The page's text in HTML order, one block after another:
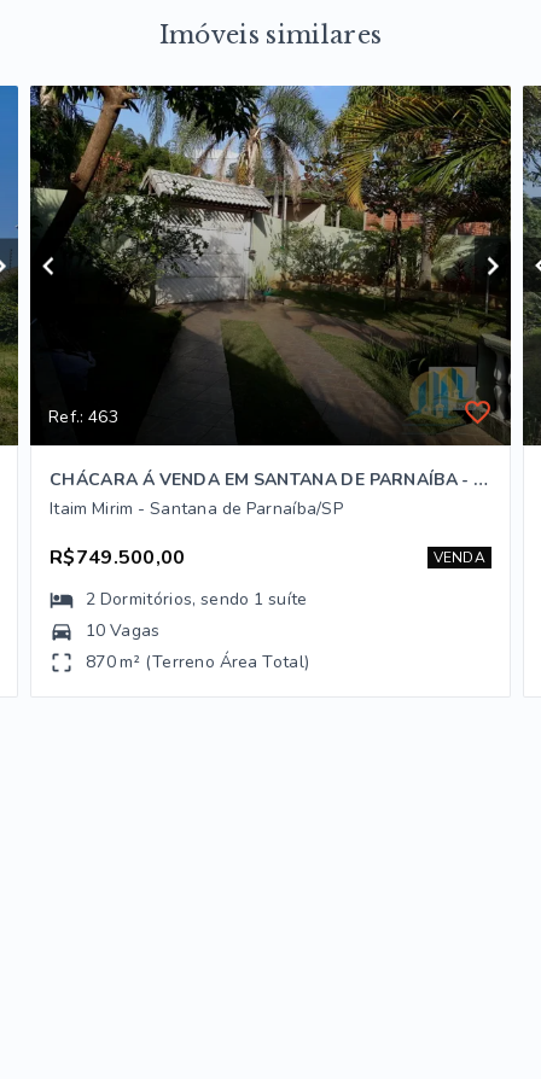
Imóveis similares
Ref.: 463
CHÁCARA Á VENDA EM SANTANA DE PARNAÍBA - SP
Itaim Mirim - Santana de Parnaíba/SP
R$749.500,00 VENDA
2 Dormitórios, sendo 1 suíte
10 Vagas
870 m² (Terreno Área Total)